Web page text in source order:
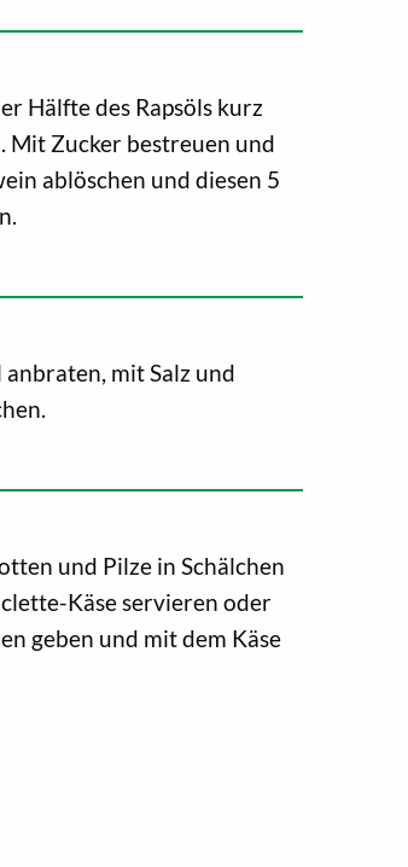
Hälfte des Rapsöls kurz
Mit Zucker bestreuen und
ablöschen und diesen 5
mit Salz und
und Pilze in Schälchen
Käse servieren oder
geben und mit dem Käse